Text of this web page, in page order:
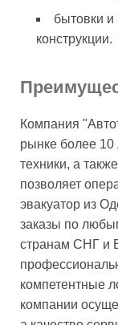
бытовки
конструкции.
Компания
рынке более 10
техники, а
позволяет
эвакуатор из
заказы по
странам СНГ и
компетентные
компании